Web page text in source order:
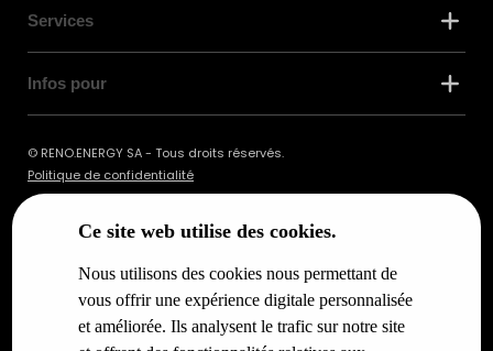
Ce site web utilise des cookies.
Nous utilisons des cookies nous permettant de
vous offrir une expérience digitale personnalisée
et améliorée. Ils analysent le trafic sur notre site
Services
Infos pour
© RENO.ENERGY SA - Tous droits réservés.
Politique de confidentialité